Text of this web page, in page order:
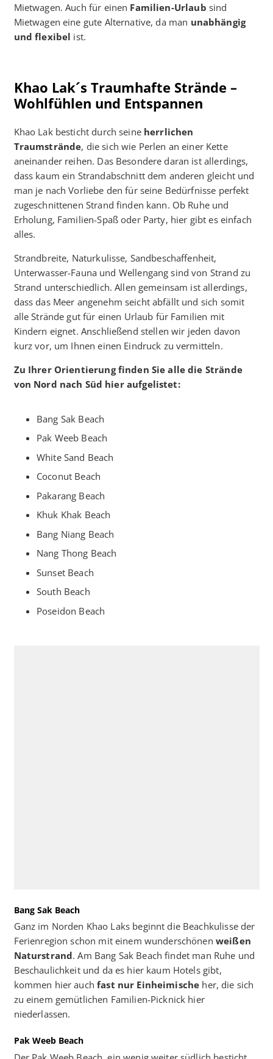
Mietwagen. Auch für einen Familien-Urlaub sind
Mietwagen eine gute Alternative, da man unabhängig
und flexibel ist.
Khao Lak´s Traumhafte Strände –
Wohlfühlen und Entspannen
Khao Lak besticht durch seine herrlichen
Traumstrände, die sich wie Perlen an einer Kette
aneinander reihen. Das Besondere daran ist allerdings,
dass kaum ein Strandabschnitt dem anderen gleicht und
man je nach Vorliebe den für seine Bedürfnisse perfekt
zugeschnittenen Strand finden kann. Ob Ruhe und
Erholung, Familien-Spaß oder Party, hier gibt es einfach
alles.
Strandbreite, Naturkulisse, Sandbeschaffenheit,
Unterwasser-Fauna und Wellengang sind von Strand zu
Strand unterschiedlich. Allen gemeinsam ist allerdings,
dass das Meer angenehm seicht abfällt und sich somit
alle Strände gut für einen Urlaub für Familien mit
Kindern eignet. Anschließend stellen wir jeden davon
kurz vor, um Ihnen einen Eindruck zu vermitteln.
Zu Ihrer Orientierung finden Sie alle die Strände
von Nord nach Süd hier aufgelistet:
Bang Sak Beach
Pak Weeb Beach
White Sand Beach
Coconut Beach
Pakarang Beach
Khuk Khak Beach
Bang Niang Beach
Nang Thong Beach
Sunset Beach
South Beach
Poseidon Beach
Bang Sak Beach
Ganz im Norden Khao Laks beginnt die Beachkulisse der
Ferienregion schon mit einem wunderschönen weißen
Naturstrand. Am Bang Sak Beach findet man Ruhe und
Beschaulichkeit und da es hier kaum Hotels gibt,
kommen hier auchfast nur Einheimische her, die sich
zu einem gemütlichen Familien-Picknick hier
niederlassen.
Pak Weeb Beach